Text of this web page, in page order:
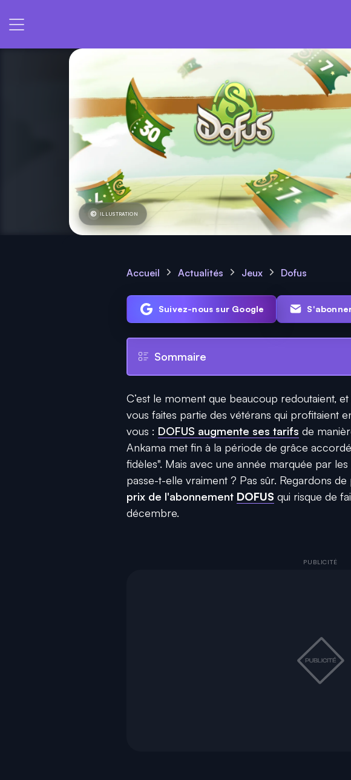
ILLUSTRATION
Accueil Actualités Jeux Dofus
Suivez-nous sur Google
Sommaire
C’est le moment que beaucoup redoutaient,
vous faites partie des vétérans qui profitaient
vous : DOFUS augmente ses tarifs de
Ankama met fin à la période de grâce
fidèles". Mais avec une année marquée par
passe-t-elle vraiment ? Pas sûr. Regardons
prix de l'abonnement DOFUS qui risque de
décembre.